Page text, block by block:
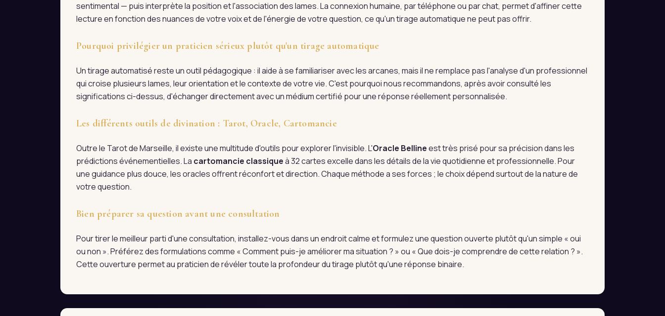
sentimental — puis interprète la position et l'association des lames. La connexion humaine, par téléphone ou par chat, permet d'affiner cette
lecture en fonction des nuances de votre voix et de l'énergie de votre question, ce qu'un tirage automatique ne peut pas offrir.
Pourquoi privilégier un praticien sérieux plutôt qu'un tirage automatique
Un tirage automatisé reste un outil pédagogique : il aide à se familiariser avec les arcanes, mais il ne remplace pas l'analyse d'un professionnel
qui croise plusieurs lames, leur orientation et le contexte de votre vie. C'est pourquoi nous recommandons, après avoir consulté les
significations ci-dessus, d'échanger directement avec un médium certifié pour une réponse réellement personnalisée.
Les différents outils de divination : Tarot, Oracle, Cartomancie
Outre le Tarot de Marseille, il existe une multitude d'outils pour explorer l'invisible. L'Oracle Bellineest très prisé pour sa précision dans les
prédictions événementielles. La cartomancie classiqueà 32 cartes excelle dans les détails de la vie quotidienne et professionnelle. Pour
une guidance plus douce, les oracles offrent réconfort et direction. Chaque méthode a ses forces ; le choix dépend surtout de la nature de
votre question.
Bien préparer sa question avant une consultation
Pour tirer le meilleur parti d'une consultation, installez-vous dans un endroit calme et formulez une question ouverte plutôt qu'un simple « oui
ou non ». Préférez des formulations comme « Comment puis-je améliorer ma situation ? » ou « Que dois-je comprendre de cette relation ? ».
Cette ouverture permet au praticien de révéler toute la profondeur du tirage plutôt qu'une réponse binaire.